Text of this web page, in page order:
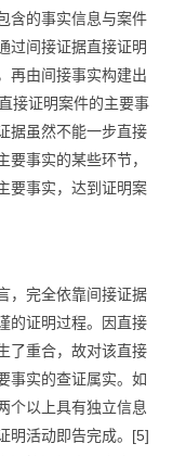
含的事实信息与案件
过间接证据直接证明
再由间接事实构建出
接证明案件的主要事
据虽然不能一步直接
事实的某些环节，
要事实，达到证明案
，完全依靠间接证据
的证明过程。因直接
了重合，故对该直接
事实的查证属实。如
个以上具有独立信息
明活动即告完成。[5]